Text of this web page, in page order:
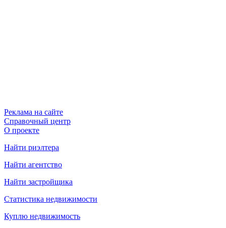
Реклама на сайте
Справочный центр
О проекте
Найти риэлтера
Найти агентство
Найти застройщика
Статистика недвижимости
Куплю недвижимость